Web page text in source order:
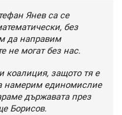
Янев са се
без
да направим
не могат без нас.
защото тя е
единомислие
държавата през
Борисов.